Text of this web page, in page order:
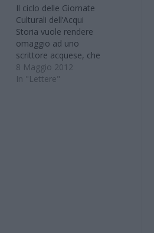
Il ciclo delle Giornate
Culturali dell’Acqui
Storia vuole rendere
omaggio ad uno
scrittore acquese, che
ha saputo negli anni
affermarsi nel campo
8 Maggio 2012
In "Lettere"